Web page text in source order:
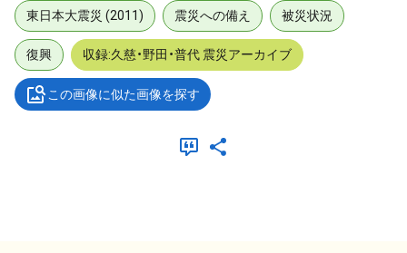
東日本大震災 (2011) 震災への備え 被災状況
復興 収録:久慈・野田・普代 震災アーカイブ
この画像に似た画像を探す